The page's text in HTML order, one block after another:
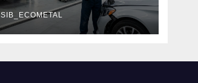
наличие
оригинальных
запчастей
сроки выполнения
SIB_ECOMETAL